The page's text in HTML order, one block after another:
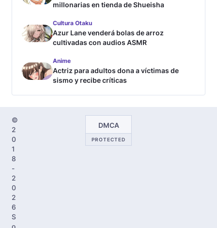
millonarias en tienda de Shueisha
Cultura Otaku
Azur Lane venderá bolas de arroz
cultivadas con audios ASMR
Anime
Actriz para adultos dona a víctimas de
sismo y recibe críticas
©
2
0
1
8
-
2
0
2
6
S
DMCA
PROTECTED